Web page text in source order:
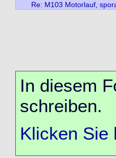
Re: M103 Motorlauf,
In diesem
schreiben.
Klicken Sie